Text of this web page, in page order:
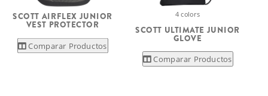
SCOTT AIRFLEX JUNIOR
VEST PROTECTOR
Comparar Productos
4 colors
SCOTT ULTIMATE JUNIOR
GLOVE
Comparar Productos